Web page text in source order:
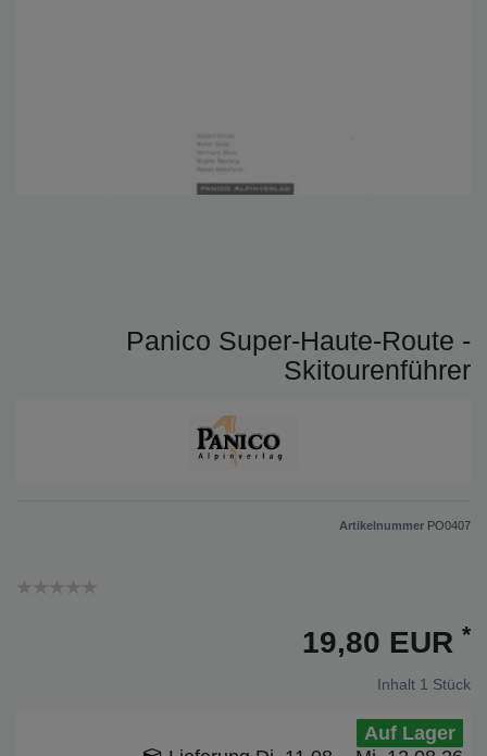
Panico Super-Haute-Route -
Skitourenführer
Artikelnummer PO0407
19,80 EUR *
Inhalt 1 Stück
Auf Lager